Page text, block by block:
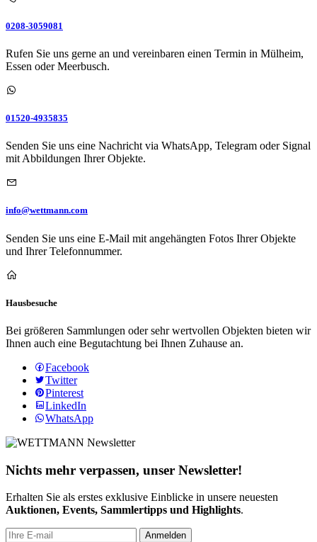
0208-3059081
Rufen Sie uns gerne an und vereinbaren einen Termin in Mülheim,
Essen oder Meerbusch.
01520-4935835
Senden Sie uns eine Nachricht via WhatsApp, Telegram oder Signal
mit Abbildungen Ihrer Objekte.
info@wettmann.com
Senden Sie uns eine E-Mail mit angehängten Fotos Ihrer Objekte
und Ihrer Telefonnummer.
Hausbesuche
Bei größeren Sammlungen oder sehr wertvollen Objekten bieten wir
Ihnen auch eine Begutachtung bei Ihnen Zuhause an.
Facebook
Twitter
Pinterest
LinkedIn
WhatsApp
Nichts mehr verpassen, unser Newsletter!
Erhalten Sie als erstes exklusive Einblicke in unsere neuesten
Auktionen, Events, Sammlertipps und Highlights.